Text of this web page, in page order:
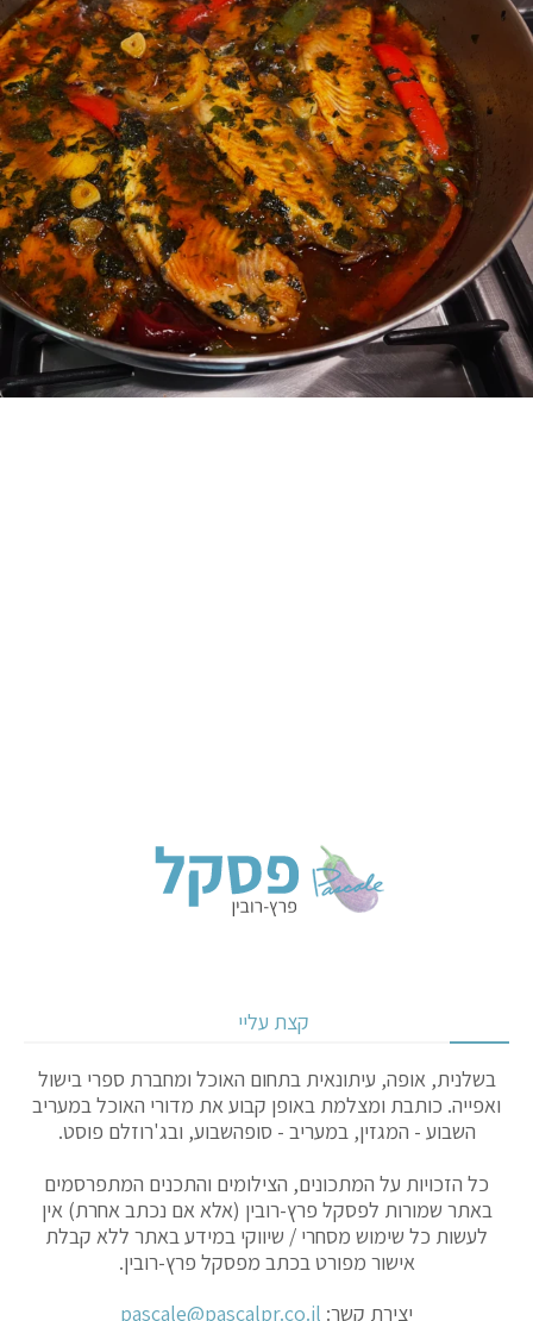
קצת עליי
בשלנית, אופה, עיתונאית בתחום האוכל ומחברת ספרי בישול
ואפייה. כותבת ומצלמת באופן קבוע את מדורי האוכל במעריב
השבוע - המגזין, במעריב - סופהשבוע, ובג'רוזלם פוסט.
כל הזכויות על המתכונים, הצילומים והתכנים המתפרסמים
באתר שמורות לפסקל פרץ-רובין (אלא אם נכתב אחרת) אין
לעשות כל שימוש מסחרי / שיווקי במידע באתר ללא קבלת
אישור מפורט בכתב מפסקל פרץ-רובין.
יצירת קשר: pascale@pascalpr.co.il